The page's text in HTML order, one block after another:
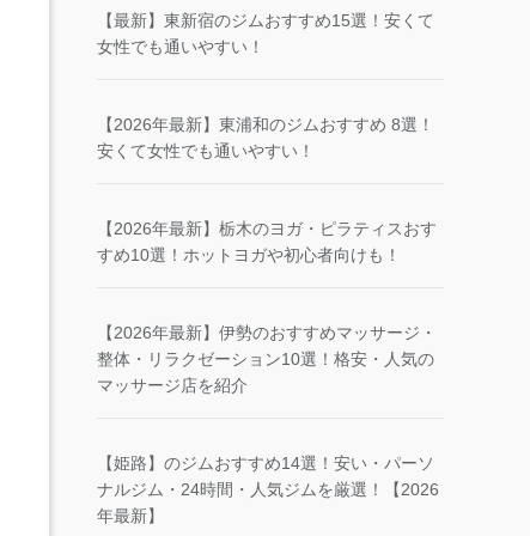
【最新】東新宿のジムおすすめ15選！安くて
女性でも通いやすい！
【2026年最新】東浦和のジムおすすめ 8選！
安くて女性でも通いやすい！
【2026年最新】栃木のヨガ・ピラティスおす
すめ10選！ホットヨガや初心者向けも！
【2026年最新】伊勢のおすすめマッサージ・
整体・リラクゼーション10選！格安・人気の
マッサージ店を紹介
【姫路】のジムおすすめ14選！安い・パーソ
ナルジム・24時間・人気ジムを厳選！【2026
年最新】